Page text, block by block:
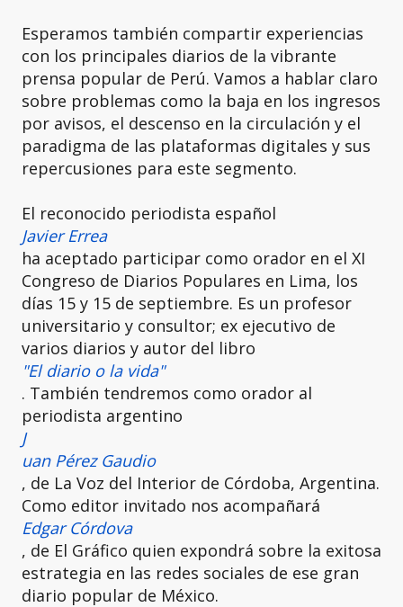
Esperamos también compartir experiencias
con los principales diarios de la vibrante
prensa popular de Perú. Vamos a hablar claro
sobre problemas como la baja en los ingresos
por avisos, el descenso en la circulación y el
paradigma de las plataformas digitales y sus
repercusiones para este segmento.
El reconocido periodista español
Javier Errea
ha aceptado participar como orador en el XI
Congreso de Diarios Populares en Lima, los
días 15 y 15 de septiembre. Es un profesor
universitario y consultor; ex ejecutivo de
varios diarios y autor del libro
"El diario o la vida"
. También tendremos como orador al
periodista argentino
J
uan Pérez Gaudio
, de La Voz del Interior de Córdoba, Argentina.
Como editor invitado nos acompañará
Edgar Córdova
, de El Gráfico quien expondrá sobre la exitosa
estrategia en las redes sociales de ese gran
diario popular de México.